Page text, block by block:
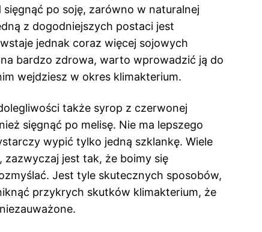
sięgnąć po soję, zarówno w naturalnej
z dogodniejszych postaci jest
jednak coraz więcej sojowych
bardzo zdrowa, warto wprowadzić ją do
wejdziesz w okres klimakterium.
także syrop z czerwonej
sięgnąć po melisę. Nie ma lepszego
wypić tylko jedną szklankę. Wiele
jest tak, że boimy się
Jest tyle skutecznych sposobów,
przykrych skutków klimakterium, że